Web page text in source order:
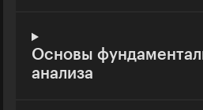
Основы
анализа